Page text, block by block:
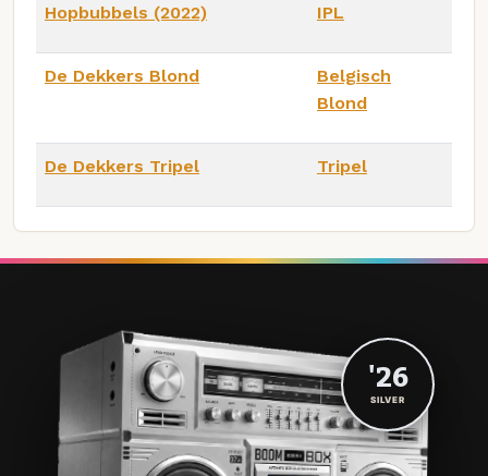
Hopbubbels (2022) IPL
De Dekkers Blond
Belgisch
Blond
De Dekkers Tripel Tripel
'26
SILVER